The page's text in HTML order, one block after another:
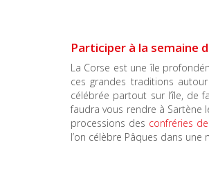
Participer à la semaine
La Corse est une île
ces grandes traditions
célébrée partout sur l’île, de
faudra vous rendre à Sartène
processions des confréries
l’on célèbre Pâques dans